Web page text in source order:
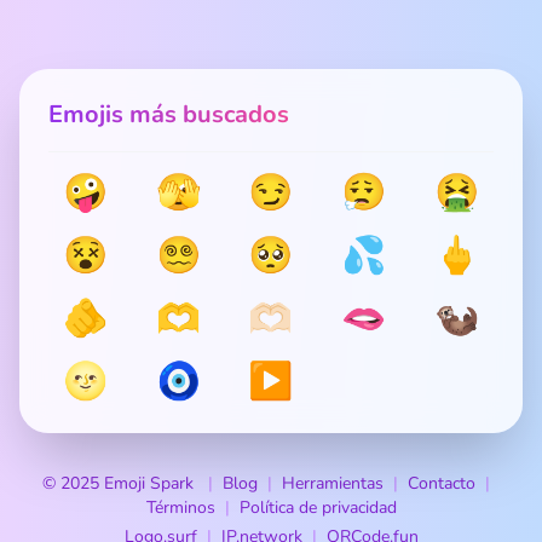
Emojis más buscados
🤪 🫣 😏 😮‍💨
🤮
😵
😵‍💫 🥺 💦
🖕
🫵
🫶 🫶🏻 🫦
🦦
🌝
🧿 ▶️
© 2025 Emoji Spark Blog Herramientas
Contacto
Términos
Política de privacidad
Logo.surf
IP.network QRCode.fun